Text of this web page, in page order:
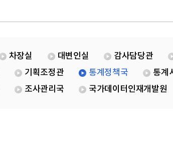
차장실 대변인실 감사담당관
기획조정관 통계정책국 통계
조사관리국 국가데이터인재개발원